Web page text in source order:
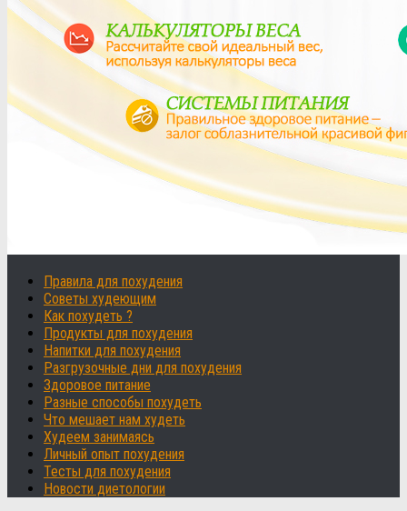
Правила для похудения
Советы худеющим
Как похудеть ?
Продукты для похудения
Напитки для похудения
Разгрузочные дни для похудения
Здоровое питание
Разные способы похудеть
Что мешает нам худеть
Худеем занимаясь
Личный опыт похудения
Тесты для похудения
Новости диетологии